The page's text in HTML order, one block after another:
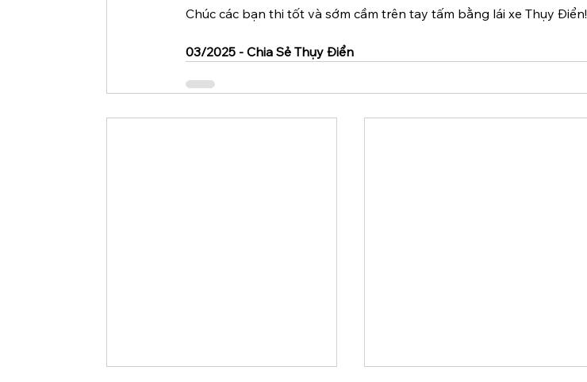
Chúc các bạn thi tốt và sớm cầm trên tay tấm bằng lái xe Thụy Điển!
03/2025 - Chia Sẻ Thụy Điển